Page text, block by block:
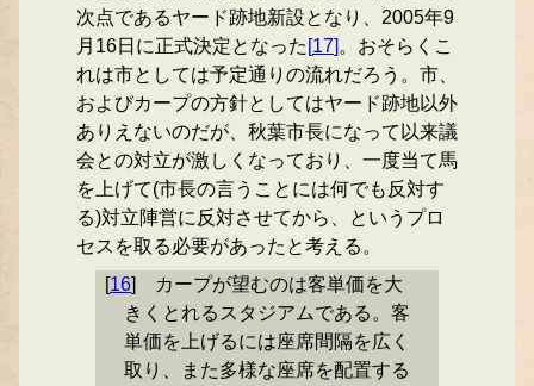
次点であるヤード跡地新設となり、2005年9
月16日に正式決定となった [17] 。おそらくこ
れは市としては予定通りの流れだろう。市、
およびカープの方針としてはヤード跡地以外
ありえないのだが、秋葉市長になって以来議
会との対立が激しくなっており、一度当て馬
を上げて(市長の言うことには何でも反対す
る)対立陣営に反対させてから、というプロ
セスを取る必要があったと考える。
[16]
カープが望むのは客単価を大
きくとれるスタジアムである。客
単価を上げるには座席間隔を広く
取り、また多様な座席を配置する